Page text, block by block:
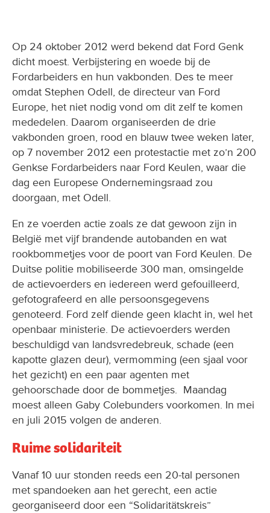
Op 24 oktober 2012 werd bekend dat Ford Genk
dicht moest. Verbijstering en woede bij de
Fordarbeiders en hun vakbonden. Des te meer
omdat Stephen Odell, de directeur van Ford
Europe, het niet nodig vond om dit zelf te komen
mededelen. Daarom organiseerden de drie
vakbonden groen, rood en blauw twee weken later,
op 7 november 2012 een protestactie met zo’n 200
Genkse Fordarbeiders naar Ford Keulen, waar die
dag een Europese Ondernemingsraad zou
doorgaan, met Odell.
En ze voerden actie zoals ze dat gewoon zijn in
België met vijf brandende autobanden en wat
rookbommetjes voor de poort van Ford Keulen. De
Duitse politie mobiliseerde 300 man, omsingelde
de actievoerders en iedereen werd gefouilleerd,
gefotografeerd en alle persoonsgegevens
genoteerd. Ford zelf diende geen klacht in, wel het
openbaar ministerie. De actievoerders werden
beschuldigd van landsvredebreuk, schade (een
kapotte glazen deur), vermomming (een sjaal voor
het gezicht) en een paar agenten met
gehoorschade door de bommetjes. Maandag
moest alleen Gaby Colebunders voorkomen. In mei
en juli 2015 volgen de anderen.
Ruime solidariteit
Vanaf 10 uur stonden reeds een 20-tal personen
met spandoeken aan het gerecht, een actie
georganiseerd door een “Solidaritätskreis”